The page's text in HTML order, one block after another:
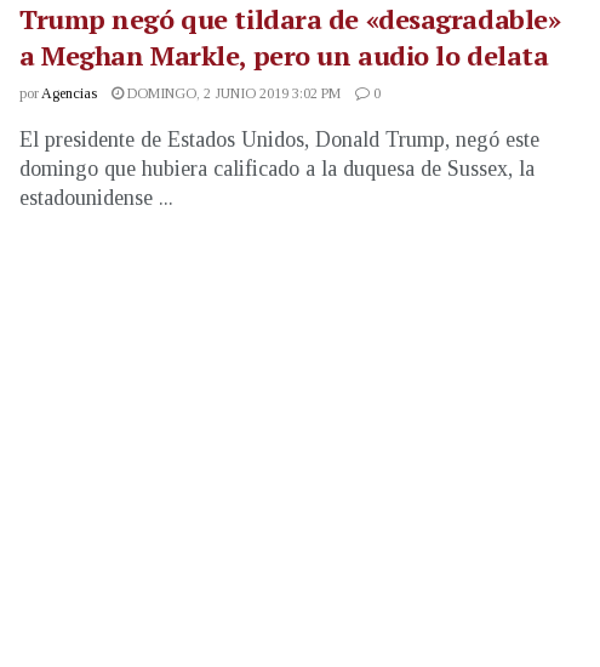
Trump negó que tildara de «desagradable»
a Meghan Markle, pero un audio lo delata
porAgencias DOMINGO, 2 JUNIO 2019 3:02 PM 0
El presidente de Estados Unidos, Donald Trump, negó este
domingo que hubiera calificado a la duquesa de Sussex, la
estadounidense ...